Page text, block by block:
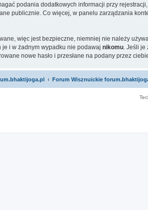
podania dodatkowych informacji przy
publicznie. Co więcej, w panelu zarządzania
więc jest bezpieczne, niemniej nie należy
je i w żadnym wypadku nie podawaj nikomu . Jeśli
nowe hasło i przesłane na podany przez
Forum Wisznuickie